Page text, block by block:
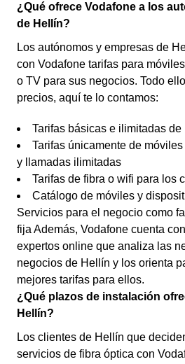
¿Qué ofrece Vodafone a los
de Hellín?
Los autónomos y empresas de
con Vodafone tarifas para
o TV para sus negocios. Todo
precios, aquí te lo contamos:
Tarifas básicas e ilimitadas de
Tarifas únicamente de
y llamadas ilimitadas
Tarifas de fibra o wifi para los
Catálogo de móviles y
Servicios para el negocio como
fija Además, Vodafone cuenta
expertos online que analiza las
negocios de Hellín y los orienta
mejores tarifas para ellos.
¿Qué plazos de instalación
Hellín?
Los clientes de Hellín que
servicios de fibra óptica con